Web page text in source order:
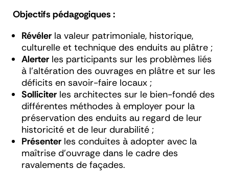
Objectifs pédagogiques :
Révéler la valeur patrimoniale, historique,
culturelle et technique des enduits au plâtre ;
Alerter les participants sur les problèmes liés
à l’altération des ouvrages en plâtre et sur les
déficits en savoir-faire locaux ;
Solliciter les architectes sur le bien-fondé des
différentes méthodes à employer pour la
préservation des enduits au regard de leur
historicité et de leur durabilité ;
Présenter les conduites à adopter avec la
maîtrise d’ouvrage dans le cadre des
ravalements de façades.